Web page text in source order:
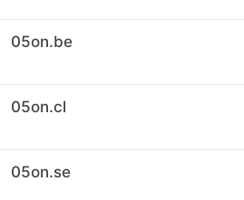
05on.be
05on.cl
05on.se